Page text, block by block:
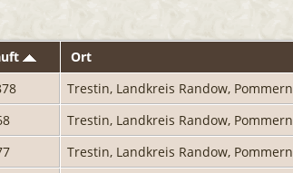
Ort
Trestin, Landkreis Randow, Pommern
Trestin, Landkreis Randow, Pommern
Trestin, Landkreis Randow, Pommern